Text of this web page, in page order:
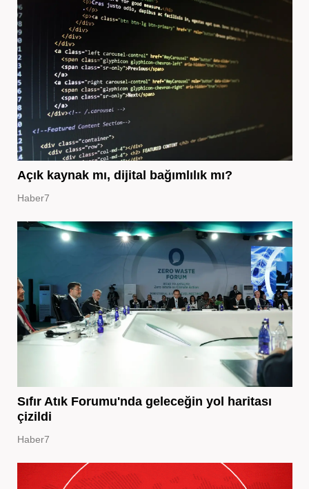
Açık kaynak mı, dijital bağımlılık mı?
Haber7
Sıfır Atık Forumu'nda geleceğin yol haritası
çizildi
Haber7